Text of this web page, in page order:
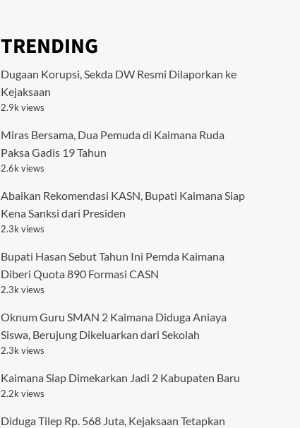
TRENDING
Dugaan Korupsi, Sekda DW Resmi Dilaporkan ke
Kejaksaan
2.9k views
Miras Bersama, Dua Pemuda di Kaimana Ruda
Paksa Gadis 19 Tahun
2.6k views
Abaikan Rekomendasi KASN, Bupati Kaimana Siap
Kena Sanksi dari Presiden
2.3k views
Bupati Hasan Sebut Tahun Ini Pemda Kaimana
Diberi Quota 890 Formasi CASN
2.3k views
Oknum Guru SMAN 2 Kaimana Diduga Aniaya
Siswa, Berujung Dikeluarkan dari Sekolah
2.3k views
Kaimana Siap Dimekarkan Jadi 2 Kabupaten Baru
2.2k views
Diduga Tilep Rp. 568 Juta, Kejaksaan Tetapkan